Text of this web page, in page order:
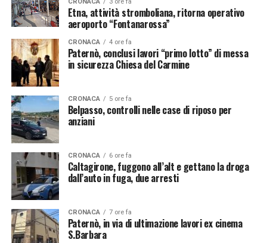
Etna, attività stromboliana, ritorna operativo
aeroporto “Fontanarossa”
CRONACA 4 ore fa
Paternò, conclusi lavori “primo lotto” di messa
in sicurezza Chiesa del Carmine
CRONACA 5 ore fa
Belpasso, controlli nelle case di riposo per
anziani
CRONACA 6 ore fa
Caltagirone, fuggono all’alt e gettano la droga
dall’auto in fuga, due arresti
CRONACA 7 ore fa
Paternò, in via di ultimazione lavori ex cinema
S.Barbara